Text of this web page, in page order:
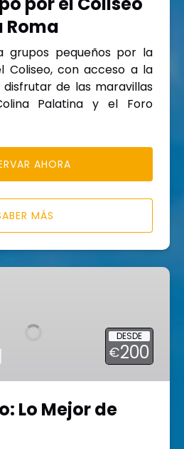
Roma
grupos pequeños por la
Coliseo, con acceso a la
de las maravillas
Palatina y el Foro
AHORA
MÁS
DESDE
€200
Lo Mejor de